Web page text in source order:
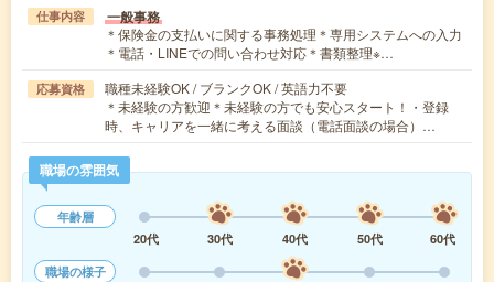
仕事内容 一般事務
＊保険金の支払いに関する事務処理＊専用システムへの入力
＊電話・LINEでの問い合わせ対応＊書類整理※…
応募資格
職種未経験OK / ブランクOK / 英語力不要
＊未経験の方歓迎＊未経験の方でも安心スタート！・登録
時、キャリアを一緒に考える面談（電話面談の場合）…
職場の雰囲気
年齢層
20代
30代 40代 50代
60代
職場の様子